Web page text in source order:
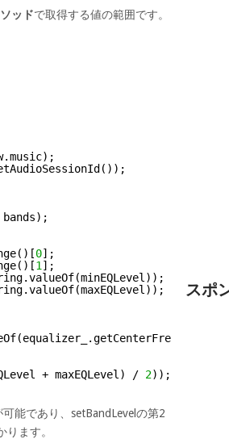
ッドで取得する値の範囲です。
0];
1 ];
/
+ maxEQLevel) / 2));
能であり、setBandLevelの第2
ます。
スポ